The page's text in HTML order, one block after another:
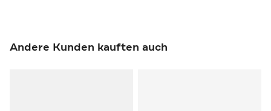
Andere Kunden kauften auch